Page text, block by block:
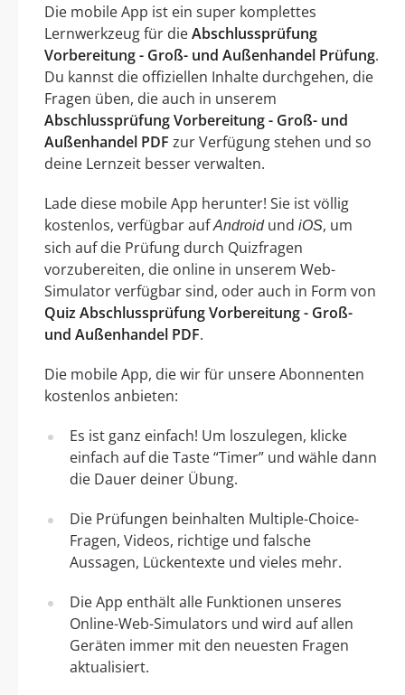
Die mobile App ist ein super komplettes
Lernwerkzeug für dieAbschlussprüfung
Vorbereitung - Groß- und Außenhandel Prüfung.
Du kannst die offiziellen Inhalte durchgehen, die
Fragen üben, die auch in unserem
Abschlussprüfung Vorbereitung - Groß- und
Außenhandel PDF zur Verfügung stehen und so
deine Lernzeit besser verwalten.
Lade diese mobile App herunter! Sie ist völlig
kostenlos, verfügbar aufAndroidund iOS, um
sich auf die Prüfung durch Quizfragen
vorzubereiten, die online in unserem Web-
Simulator verfügbar sind, oder auch in Form von
Quiz Abschlussprüfung Vorbereitung - Groß-
und Außenhandel PDF.
Die mobile App, die wir für unsere Abonnenten
kostenlos anbieten:
Es ist ganz einfach! Um loszulegen, klicke
einfach auf die Taste “Timer” und wähle dann
die Dauer deiner Übung.
Die Prüfungen beinhalten Multiple-Choice-
Fragen, Videos, richtige und falsche
Aussagen, Lückentexte und vieles mehr.
Die App enthält alle Funktionen unseres
Online-Web-Simulators und wird auf allen
Geräten immer mit den neuesten Fragen
aktualisiert.